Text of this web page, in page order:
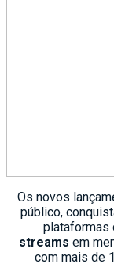
Os novos
público,
plataformas
streams em
com mais de